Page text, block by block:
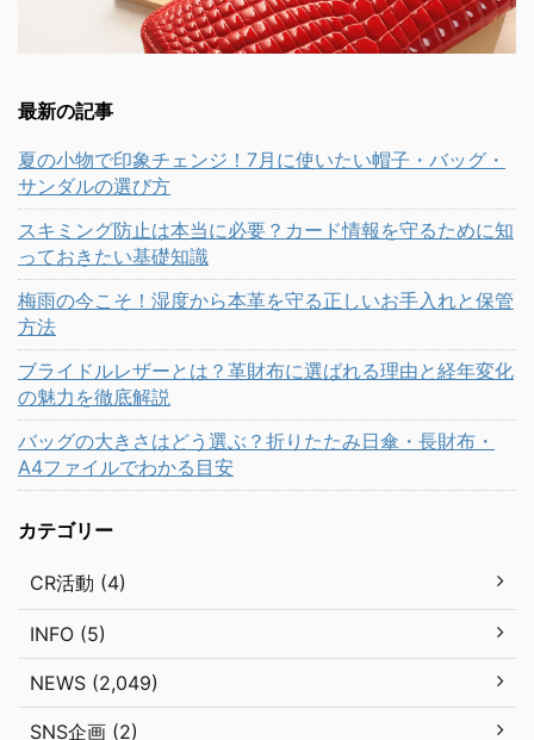
最新の記事
夏の小物で印象チェンジ！7月に使いたい帽子・バッグ・
サンダルの選び方
スキミング防止は本当に必要？カード情報を守るために知
っておきたい基礎知識
梅雨の今こそ！湿度から本革を守る正しいお手入れと保管
方法
ブライドルレザーとは？革財布に選ばれる理由と経年変化
の魅力を徹底解説
バッグの大きさはどう選ぶ？折りたたみ日傘・長財布・
A4ファイルでわかる目安
カテゴリー
CR活動 (4)
INFO (5)
NEWS (2,049)
SNS企画 (2)